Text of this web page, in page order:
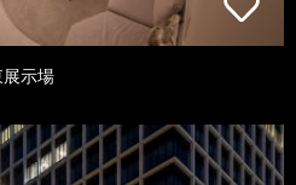
示場